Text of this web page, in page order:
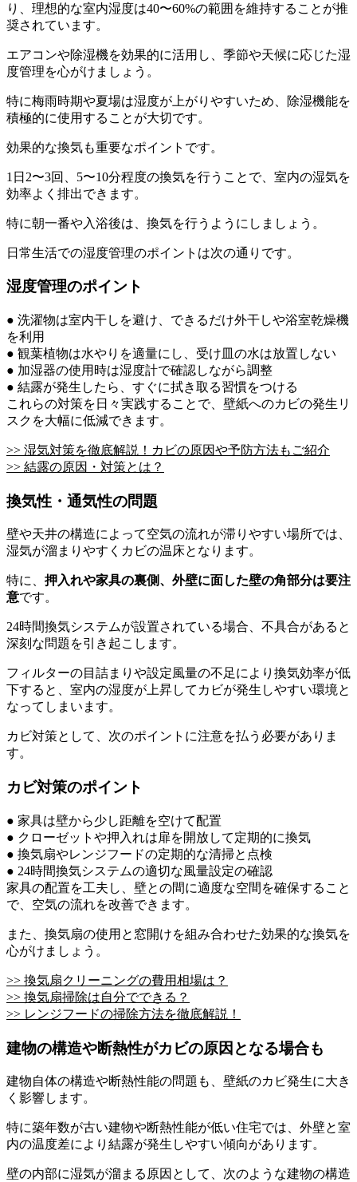
り、理想的な室内湿度は40〜60%の範囲を維持することが推
奨されています。
エアコンや除湿機を効果的に活用し、季節や天候に応じた湿
度管理を心がけましょう。
特に梅雨時期や夏場は湿度が上がりやすいため、除湿機能を
積極的に使用することが大切です。
効果的な換気も重要なポイントです。
1日2〜3回、5〜10分程度の換気を行うことで、室内の湿気を
効率よく排出できます。
特に朝一番や入浴後は、換気を行うようにしましょう。
日常生活での湿度管理のポイントは次の通りです。
湿度管理のポイント
● 洗濯物は室内干しを避け、できるだけ外干しや浴室乾燥機
を利用
● 観葉植物は水やりを適量にし、受け皿の水は放置しない
● 加湿器の使用時は湿度計で確認しながら調整
● 結露が発生したら、すぐに拭き取る習慣をつける
これらの対策を日々実践することで、壁紙へのカビの発生リ
スクを大幅に低減できます。
>> 湿気対策を徹底解説！カビの原因や予防方法もご紹介
>> 結露の原因・対策とは？
換気性・通気性の問題
壁や天井の構造によって空気の流れが滞りやすい場所では、
湿気が溜まりやすくカビの温床となります。
特に、 押入れや家具の裏側、外壁に面した壁の角部分は要注
意です。
24時間換気システムが設置されている場合、不具合があると
深刻な問題を引き起こします。
フィルターの目詰まりや設定風量の不足により換気効率が低
下すると、室内の湿度が上昇してカビが発生しやすい環境と
なってしまいます。
カビ対策として、次のポイントに注意を払う必要がありま
す。
カビ対策のポイント
● 家具は壁から少し距離を空けて配置
● クローゼットや押入れは扉を開放して定期的に換気
● 換気扇やレンジフードの定期的な清掃と点検
● 24時間換気システムの適切な風量設定の確認
家具の配置を工夫し、壁との間に適度な空間を確保すること
で、空気の流れを改善できます。
また、換気扇の使用と窓開けを組み合わせた効果的な換気を
心がけましょう。
>> 換気扇クリーニングの費用相場は？
>> 換気扇掃除は自分でできる？
>> レンジフードの掃除方法を徹底解説！
建物の構造や断熱性がカビの原因となる場合も
建物自体の構造や断熱性能の問題も、壁紙のカビ発生に大き
く影響します。
特に築年数が古い建物や断熱性能が低い住宅では、外壁と室
内の温度差により結露が発生しやすい傾向があります。
壁の内部に湿気が溜まる原因として、次のような建物の構造